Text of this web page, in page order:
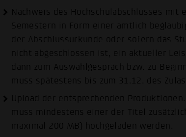
Nachweis des Hochschulabschlusses
Semestern in Form einer amtlich
der Abschlussurkunde oder sofern das
nicht abgeschlossen ist, ein aktueller
dann zum Auswahlgespräch bzw. zu
muss spätestens bis zum 31.12. des
Upload der entsprechenden
muss mindestens einer der Titel
maximal 200 MB) hochgeladen werden.